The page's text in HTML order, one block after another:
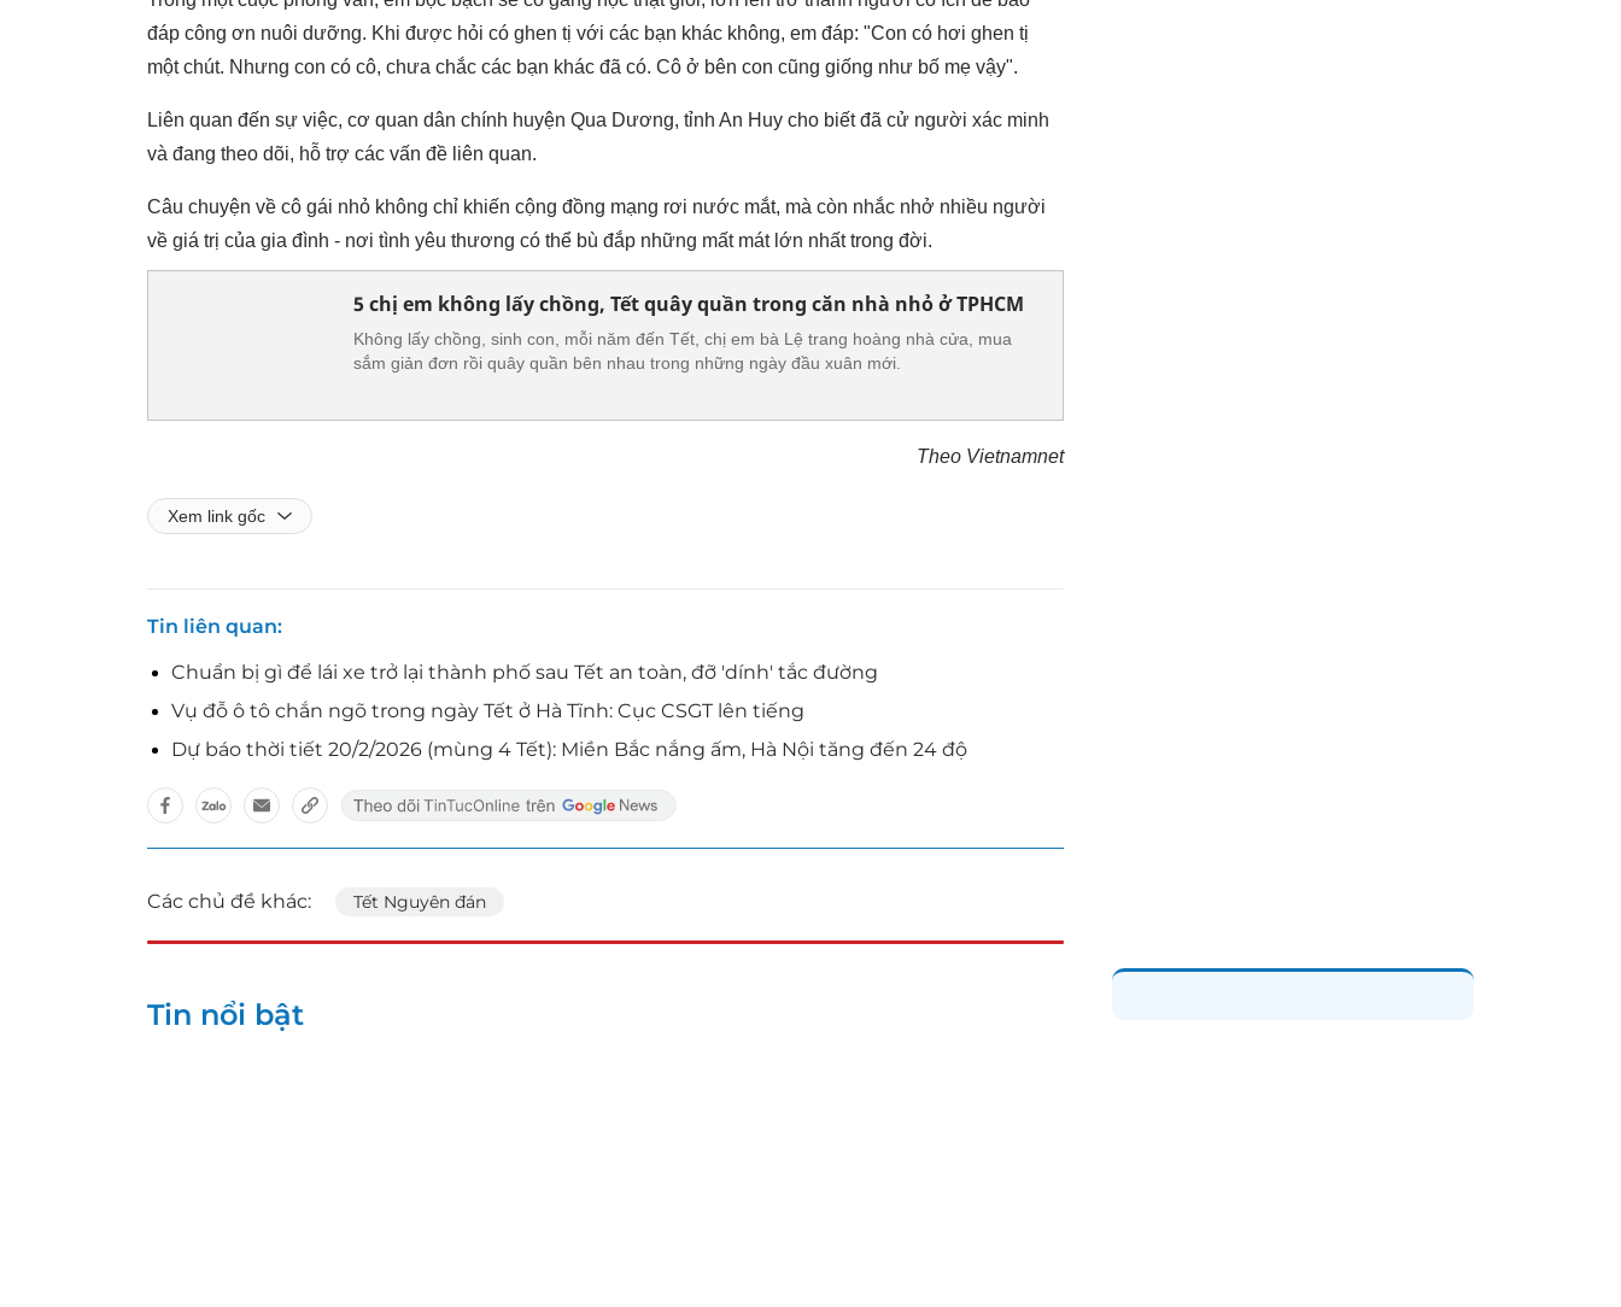
đáp công ơn nuôi dưỡng. Khi được hỏi có ghen tị với các bạn khác không, em đáp: "Con có hơi ghen tị
một chút. Nhưng con có cô, chưa chắc các bạn khác đã có. Cô ở bên con cũng giống như bố mẹ vậy".
Liên quan đến sự việc, cơ quan dân chính huyện Qua Dương, tỉnh An Huy cho biết đã cử người xác minh
và đang theo dõi, hỗ trợ các vấn đề liên quan.
Câu chuyện về cô gái nhỏ không chỉ khiến cộng đồng mạng rơi nước mắt, mà còn nhắc nhở nhiều người
về giá trị của gia đình - nơi tình yêu thương có thể bù đắp những mất mát lớn nhất trong đời.
5 chị em không lấy chồng, Tết quây quần trong căn nhà nhỏ ở TPHCM
Không lấy chồng, sinh con, mỗi năm đến Tết, chị em bà Lệ trang hoàng nhà cửa, mua
sắm giản đơn rồi quây quần bên nhau trong những ngày đầu xuân mới.
Theo Vietnamnet
Xem link gốc
Tin liên quan
Chuẩn bị gì để lái xe trở lại thành phố sau Tết an toàn, đỡ 'dính' tắc đường
Vụ đỗ ô tô chắn ngõ trong ngày Tết ở Hà Tĩnh: Cục CSGT lên tiếng
Dự báo thời tiết 20/2/2026 (mùng 4 Tết): Miền Bắc nắng ấm, Hà Nội tăng đến 24 độ
Các chủ đề khác: Tết Nguyên đán
Tin nổi bật